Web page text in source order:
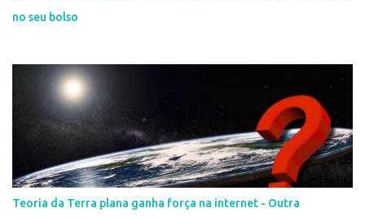
no seu bolso
Teoria da Terra plana ganha força na internet - Outra